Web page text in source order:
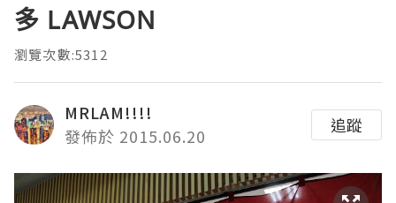
多 LAWSON
瀏覽次數:5312
MRLAM!!!!
發佈於 2015.06.20
追蹤